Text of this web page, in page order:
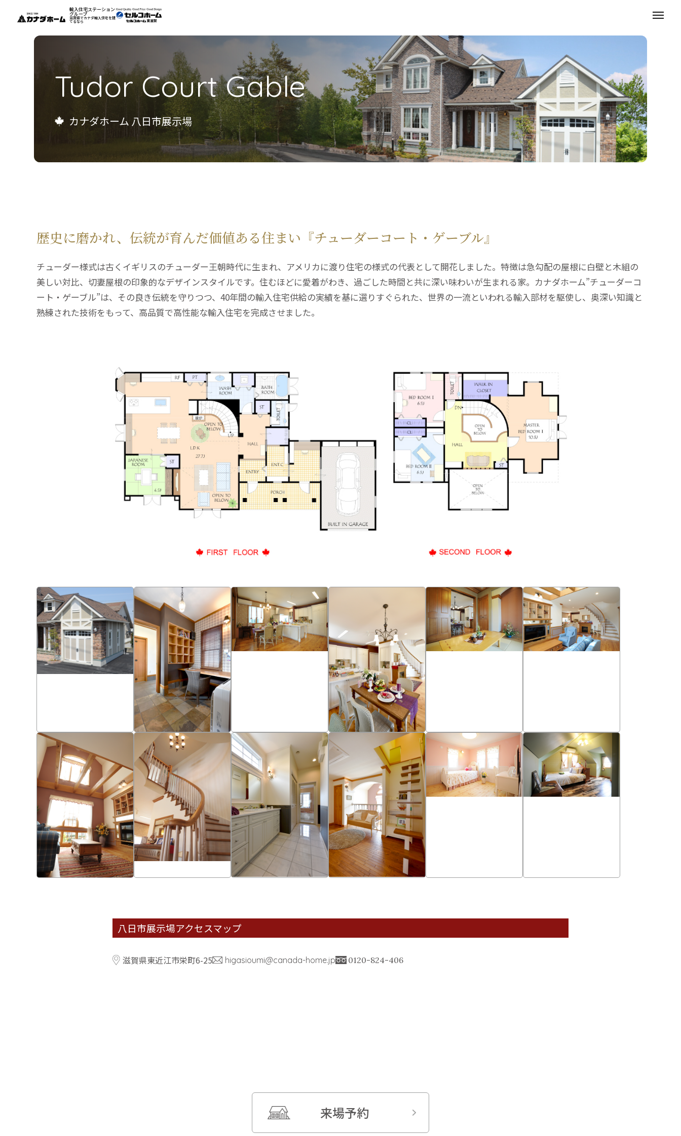
輸入住宅ステーション
グループ
滋賀県でカナダ輸入住宅を建
てるなら
私たちについて
モデルハウス
インフォメーション
施工例
お客様の声
来場予約 資料請求
09:00-18:00 水定休
Tudor Court Gable
カナダホーム 八日市展示場
歴史に磨かれ、伝統が育んだ価値ある住まい『チューダーコート・ゲーブル』
チューダー様式は古くイギリスのチューダー王朝時代に生まれ、アメリカに渡り住宅の様式の代表として開花しました。特徴は急勾配の屋根に白壁と木組の
美しい対比、切妻屋根の印象的なデザインスタイルです。住むほどに愛着がわき、過ごした時間と共に深い味わいが生まれる家。カナダホーム”チューダーコ
ート・ゲーブル”は、その良き伝統を守りつつ、40年間の輸入住宅供給の実績を基に選りすぐられた、世界の一流といわれる輸入部材を駆使し、奥深い知識と
熟練された技術をもって、高品質で高性能な輸入住宅を完成させました。
八日市展示場アクセスマップ
滋賀県東近江市栄町6-25 higasioumi@canada-home.jp 0120-824-406
来場予約